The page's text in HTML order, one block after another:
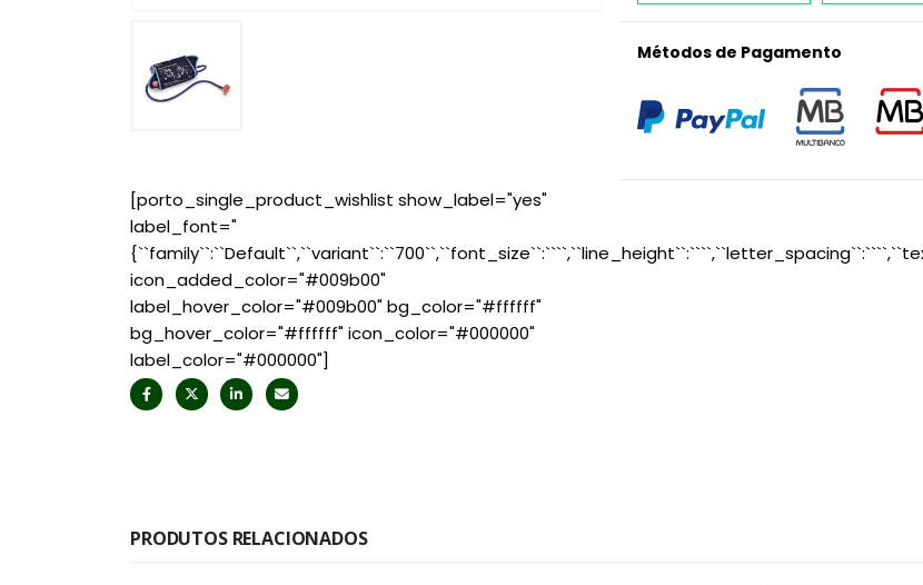
[porto_single_product_wishlist show_label="yes"
label_font="
icon_added_color="#009b00"
label_hover_color="#009b00" bg_color="#ffffff"
bg_hover_color="#ffffff" icon_color="#000000"
label_color="#000000"]
Métodos de Pagamento
PRODUTOS RELACIONADOS